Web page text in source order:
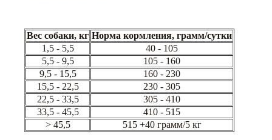
Вес собаки, кг Норма кормления, грамм/сутки
1,5 - 5,5
40 - 105
5,5 - 9,5
105 - 160
9,5 - 15,5
160 - 230
15,5 - 22,5
230 - 305
22,5 - 33,5
305 - 410
33,5 - 45,5
410 - 515
> 45,5
515 +40 грамм/5 кг